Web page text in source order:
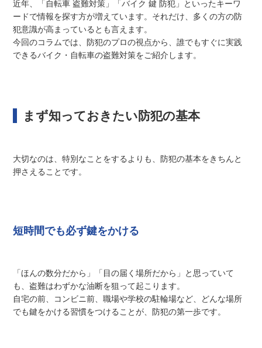
近年、「自転車 盗難対策」「バイク 鍵 防犯」といったキーワ
ードで情報を探す方が増えています。それだけ、多くの方の防
犯意識が高まっているとも言えます。
今回のコラムでは、防犯のプロの視点から、誰でもすぐに実践
できるバイク・自転車の盗難対策をご紹介します。
まず知っておきたい防犯の基本
大切なのは、特別なことをするよりも、防犯の基本をきちんと
押さえることです。
短時間でも必ず鍵をかける
「ほんの数分だから」「目の届く場所だから」と思っていて
も、盗難はわずかな油断を狙って起こります。
自宅の前、コンビニ前、職場や学校の駐輪場など、どんな場所
でも鍵をかける習慣をつけることが、防犯の第一歩です。